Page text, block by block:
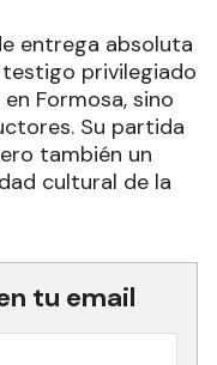
entrega absoluta
testigo privilegiado
Formosa, sino
Su partida
también un
cultural de la
tu email